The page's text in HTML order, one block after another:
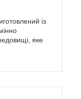
із
яке